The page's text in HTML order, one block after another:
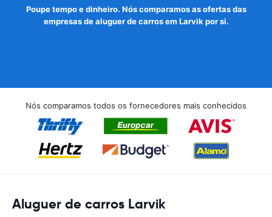
Poupe tempo e dinheiro. Nós comparamos as ofertas das
empresas de aluguer de carros em Larvik por si.
Nós comparamos todos os fornecedores mais conhecidos
Aluguer de carros Larvik